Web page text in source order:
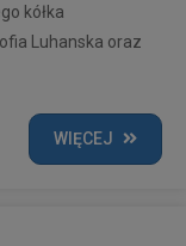
kółka
Luhanska oraz
WIĘCEJ